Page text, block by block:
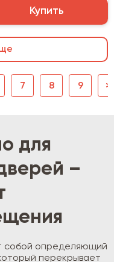
Купить
7 8 9 >|
для
–
собой определяющий
перекрывает